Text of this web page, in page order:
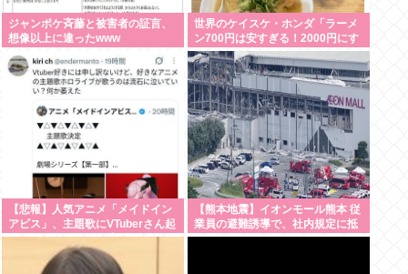
ジャンポケ斉藤と被害者の証言、
想像以上に違ったwww
世界のケイスケ・ホンダ「ラーメ
ン700円は安すぎる！2000円にす
るべき」
【悲報】人気アニメ「メイドイン
アビス」、主題歌にVTuberさん起
用でまたまたまた炎上www
【熊本地震】イオンモール熊本 従
業員の避難誘導で、社内規定に抵
触か